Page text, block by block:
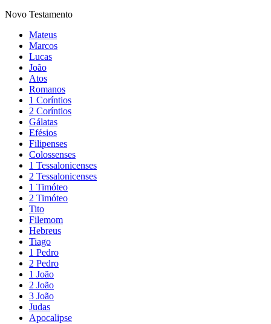
Novo Testamento
Mateus
Marcos
Lucas
João
Atos
Romanos
1 Coríntios
2 Coríntios
Gálatas
Efésios
Filipenses
Colossenses
1 Tessalonicenses
2 Tessalonicenses
1 Timóteo
2 Timóteo
Tito
Filemom
Hebreus
Tiago
1 Pedro
2 Pedro
1 João
2 João
3 João
Judas
Apocalipse